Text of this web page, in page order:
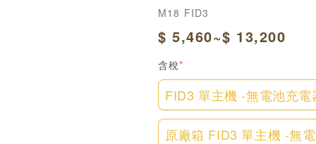
M18 FID3
$ 5,460~$ 13,200
含稅*
FID3 單主機 -無電池充
原廠箱 FID3 單主機 -無